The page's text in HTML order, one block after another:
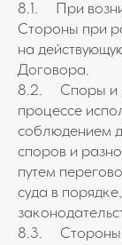
8.1. При
Стороны при
на
Договора.
8.2. Споры и
процессе
соблюдением
споров и
путем
суда в
8.3. Стороны